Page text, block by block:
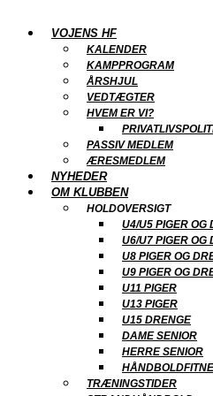
VOJENS HF
KALENDER
KAMPPROGRAM
ÅRSHJUL
VEDTÆGTER
HVEM ER VI?
PASSIV MEDLEM
ÆRESMEDLEM
NYHEDER
OM KLUBBEN
HOLDOVERSIGT
U4/U5 PIGER OG
U6/U7 PIGER OG
U8 PIGER OG
U9 PIGER OG
U11 PIGER
U13 PIGER
U15 DRENGE
DAME SENIOR
HERRE SENIOR
TRÆNINGSTIDER